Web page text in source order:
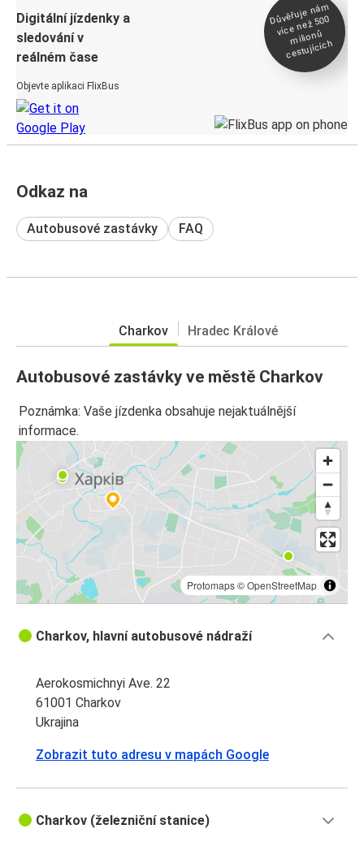
Digitální jízdenky a
sledování v
reálném čase
Objevte aplikaci FlixBus
Důvěřuje ná
m
více než 500
milionů
cestujících
Odkaz na
Autobusové zastávky FAQ
Charkov Hradec Králové
Autobusové zastávky ve městě Charkov
Poznámka: Vaše jízdenka obsahuje nejaktuálnější
informace.
Protomaps©OpenStreetMap
Charkov, hlavní autobusové nádraží
Aerokosmichnyi Ave. 22
61001 Charkov
Ukrajina
Zobrazit tuto adresu v mapách Google
Charkov (železniční stanice)